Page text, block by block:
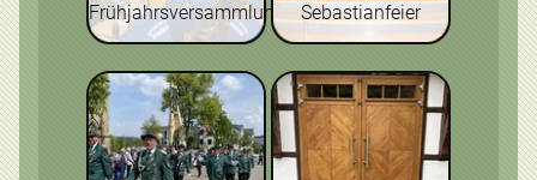
Frühjahrsversammlung Sebastianfeier